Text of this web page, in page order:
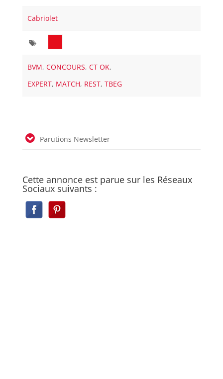
Cabriolet
BVM,CONCOURS,CT OK,
EXPERT, MATCH, REST,TBEG
Parutions Newsletter
Cette annonce est parue sur les Réseaux
Sociaux suivants :